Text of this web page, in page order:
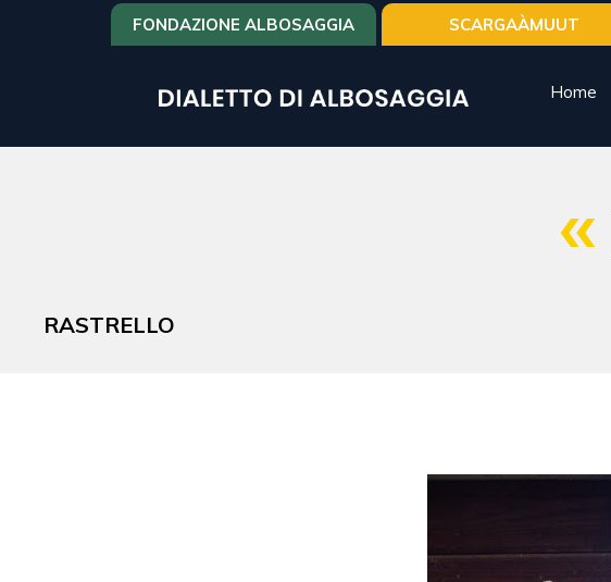
Home
FONDAZIONE ALBOSAGGIA SCARGAÀMUUT
RASTRELLO